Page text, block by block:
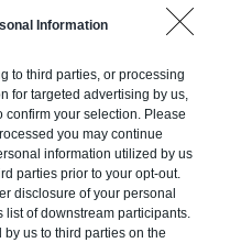
Information
to third parties, or processing
for targeted advertising by us,
your selection. Please
you may continue
information utilized by us
parties prior to your opt-out.
disclosure of your personal
list of downstream participants.
us to third parties on the
de dioxyde de
lors, la RE2020 prône